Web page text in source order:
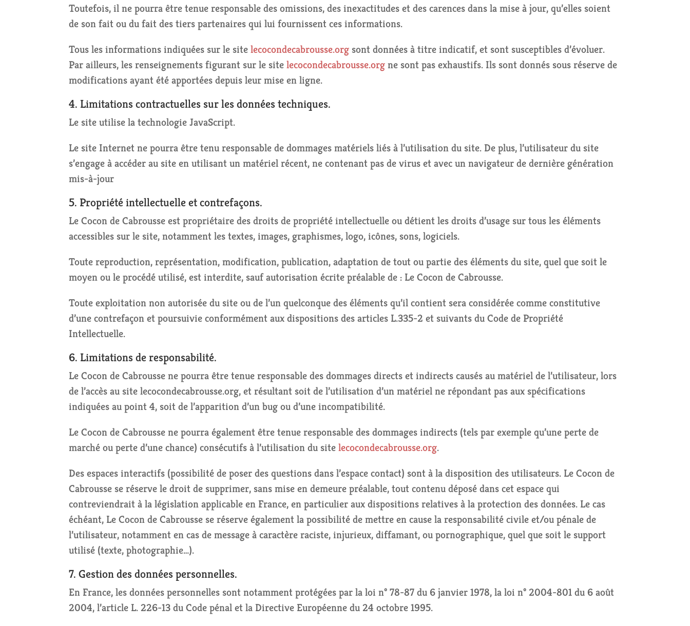
Toutefois, il ne pourra être tenue responsable des omissions, des inexactitudes et des carences dans la mise à jour, qu’elles soient
de son fait ou du fait des tiers partenaires qui lui fournissent ces informations.
Tous les informations indiquées sur le sitelecocondecabrousse.org sont données à titre indicatif, et sont susceptibles d’évoluer.
Par ailleurs, les renseignements figurant sur le sitelecocondecabrousse.org ne sont pas exhaustifs. Ils sont donnés sous réserve de
modifications ayant été apportées depuis leur mise en ligne.
4. Limitations contractuelles sur les données techniques.
Le site utilise la technologie JavaScript.
Le site Internet ne pourra être tenu responsable de dommages matériels liés à l’utilisation du site. De plus, l’utilisateur du site
s’engage à accéder au site en utilisant un matériel récent, ne contenant pas de virus et avec un navigateur de dernière génération
mis-à-jour
5. Propriété intellectuelle et contrefaçons.
Le Cocon de Cabrousse est propriétaire des droits de propriété intellectuelle ou détient les droits d’usage sur tous les éléments
accessibles sur le site, notamment les textes, images, graphismes, logo, icônes, sons, logiciels.
Toute reproduction, représentation, modification, publication, adaptation de tout ou partie des éléments du site, quel que soit le
moyen ou le procédé utilisé, est interdite, sauf autorisation écrite préalable de : Le Cocon de Cabrousse.
Toute exploitation non autorisée du site ou de l’un quelconque des éléments qu’il contient sera considérée comme constitutive
d’une contrefaçon et poursuivie conformément aux dispositions des articles L.335-2 et suivants du Code de Propriété
Intellectuelle.
6. Limitations de responsabilité.
Le Cocon de Cabrousse ne pourra être tenue responsable des dommages directs et indirects causés au matériel de l’utilisateur, lors
de l’accès au site lecocondecabrousse.org, et résultant soit de l’utilisation d’un matériel ne répondant pas aux spécifications
indiquées au point 4, soit de l’apparition d’un bug ou d’une incompatibilité.
Le Cocon de Cabrousse ne pourra également être tenue responsable des dommages indirects (tels par exemple qu’une perte de
marché ou perte d’une chance) consécutifs à l’utilisation du sitelecocondecabrousse.org.
Des espaces interactifs (possibilité de poser des questions dans l’espace contact) sont à la disposition des utilisateurs. Le Cocon de
Cabrousse se réserve le droit de supprimer, sans mise en demeure préalable, tout contenu déposé dans cet espace qui
contreviendrait à la législation applicable en France, en particulier aux dispositions relatives à la protection des données. Le cas
échéant, Le Cocon de Cabrousse se réserve également la possibilité de mettre en cause la responsabilité civile et/ou pénale de
l’utilisateur, notamment en cas de message à caractère raciste, injurieux, diffamant, ou pornographique, quel que soit le support
utilisé (texte, photographie…).
7. Gestion des données personnelles.
En France, les données personnelles sont notamment protégées par la loi n° 78-87 du 6 janvier 1978, la loi n° 2004-801 du 6 août
2004, l’article L. 226-13 du Code pénal et la Directive Européenne du 24 octobre 1995.